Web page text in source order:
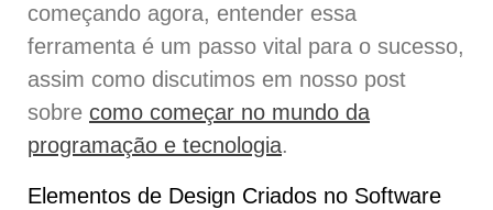
começando agora, entender essa
ferramenta é um passo vital para o sucesso,
assim como discutimos em nosso post
sobre como começar no mundo da
programação e tecnologia.
Elementos de Design Criados no Software